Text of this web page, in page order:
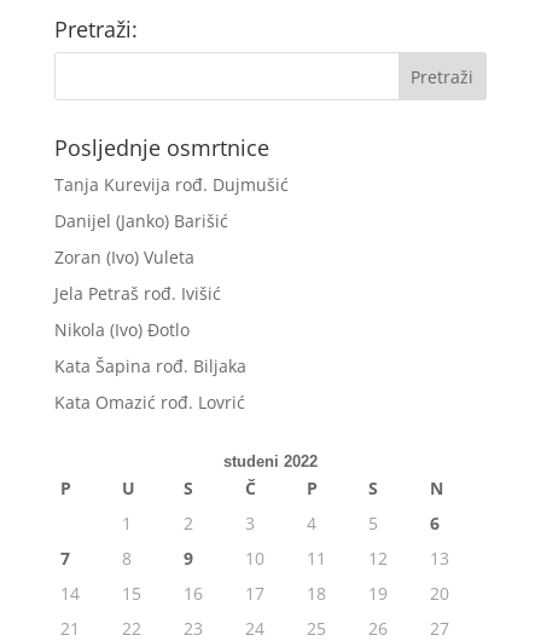
Pretraži:
Posljednje osmrtnice
Tanja Kurevija rođ. Dujmušić
Danijel (Janko) Barišić
Zoran (Ivo) Vuleta
Jela Petraš rođ. Ivišić
Nikola (Ivo) Đotlo
Kata Šapina rođ. Biljaka
Kata Omazić rođ. Lovrić
studeni 2022
P U S Č P S
N
1
2 3 4 5
6
7
8 9 10 11 12
13
14
15 16 17 18 19
20
21
22 23 24 25 26
27